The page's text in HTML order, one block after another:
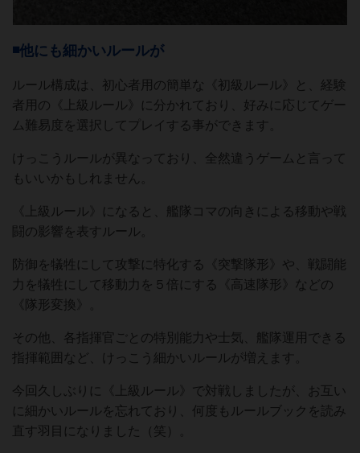
◾️他にも細かいルールが
ルール構成は、初心者用の簡単な《初級ルール》と、経験
者用の《上級ルール》に分かれており、好みに応じてゲー
ム難易度を選択してプレイする事ができます。
けっこうルールが異なっており、全然違うゲームと言って
もいいかもしれません。
《上級ルール》になると、艦隊コマの向きによる移動や戦
闘の影響を表すルール。
防御を犠牲にして攻撃に特化する《突撃隊形》や、戦闘能
力を犠牲にして移動力を５倍にする《高速隊形》などの
《隊形変換》。
その他、各指揮官ごとの特別能力や士気、艦隊運用できる
指揮範囲など、けっこう細かいルールが増えます。
今回久しぶりに《上級ルール》で対戦しましたが、お互い
に細かいルールを忘れており、何度もルールブックを読み
直す羽目になりました（笑）。